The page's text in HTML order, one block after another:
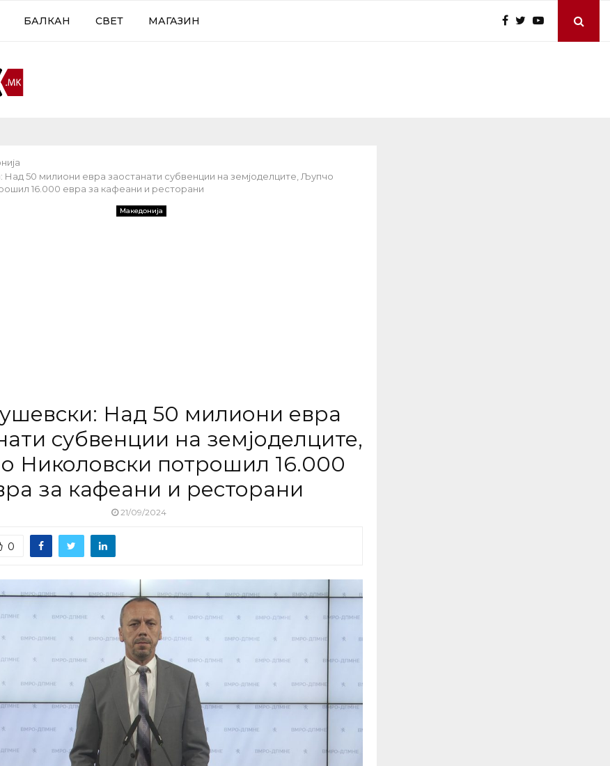
БАЛКАН СВЕТ МАГАЗИН
Над 50 милиони евра заостанати субвенции на земјоделците, Љупчо
16.000 евра за кафеани и ресторани
Македонија
Над 50 милиони евра
субвенции на земјоделците,
Николовски потрошил 16.000
за кафеани и ресторани
21/09/2024
0